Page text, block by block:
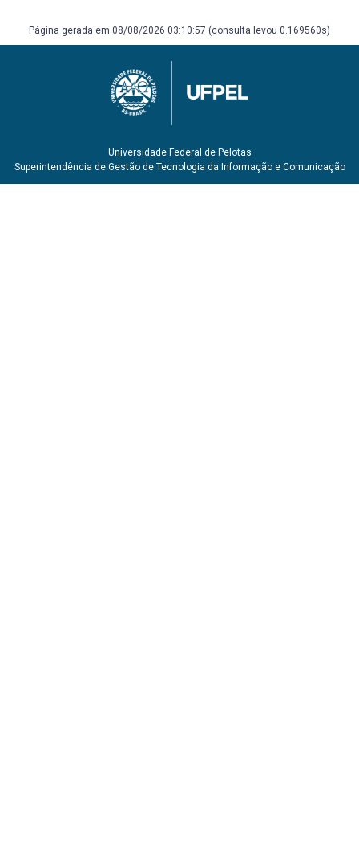
line).
Página gerada em 08/08/2026 03:10:57 (consulta levou 0.169560s)
Universidade Federal de Pelotas
Superintendência de Gestão de Tecnologia da Informação e Comunicação